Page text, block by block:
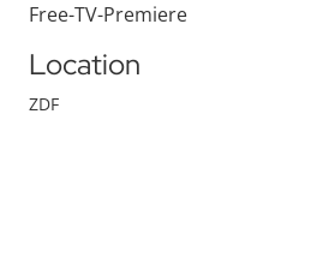
Free-TV-Premiere
Location
ZDF